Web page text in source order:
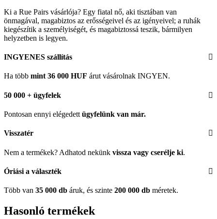
Ki a Rue Pairs vásárlója? Egy fiatal nő, aki tisztában van
önmagával, magabiztos az erősségeivel és az igényeivel; a ruhák
kiegészítik a személyiségét, és magabiztossá teszik, bármilyen
helyzetben is legyen.
INGYENES szállítás
Ha több mint 36 000 HUF árut vásárolnak INGYEN.
50 000 + ügyfelek
Pontosan ennyi elégedett ügyfelünk van már.
Visszatér
Nem a termékek? Adhatod nekünk vissza vagy cserélje ki.
Óriási a választék
Több van 35 000 db áruk, és szinte 200 000 db méretek.
Hasonló termékek